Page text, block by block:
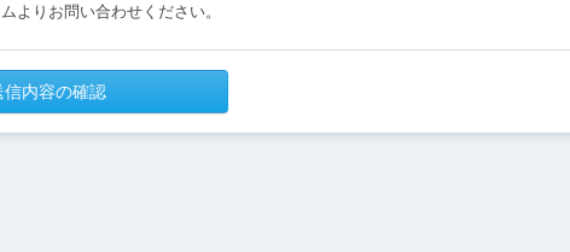
よりお問い合わせください。
信内容の確認